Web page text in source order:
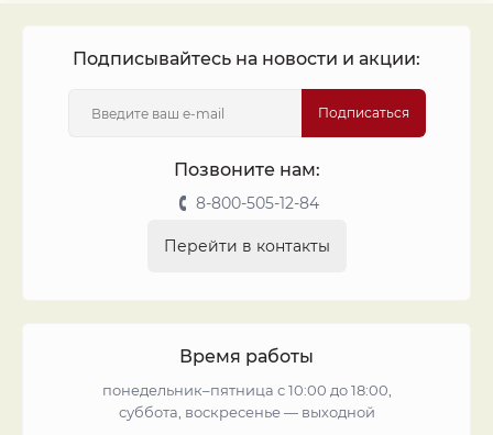
Подписывайтесь на новости и акции:
Подписаться
Позвоните нам:
8-800-505-12-84
Перейти в контакты
Время работы
понедельник–пятница с 10:00 до 18:00,
суббота, воскресенье — выходной